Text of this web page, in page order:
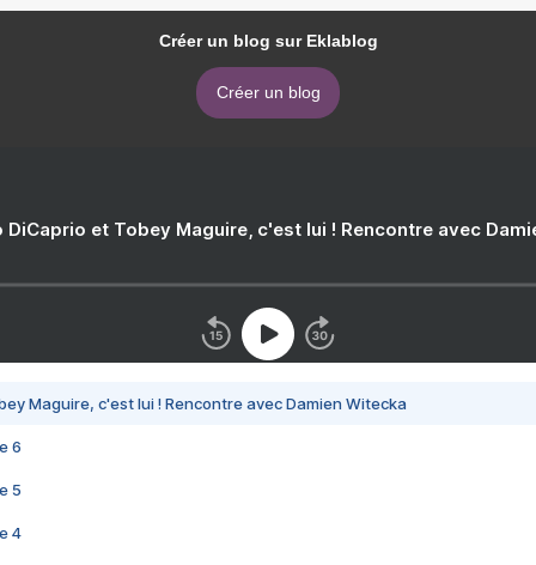
Créer un blog sur Eklablog
Créer un blog
DiCaprio et Tobey Maguire, c'est lui ! Rencontre avec
Maguire, c'est lui ! Rencontre avec Damien Witecka
6
5
4